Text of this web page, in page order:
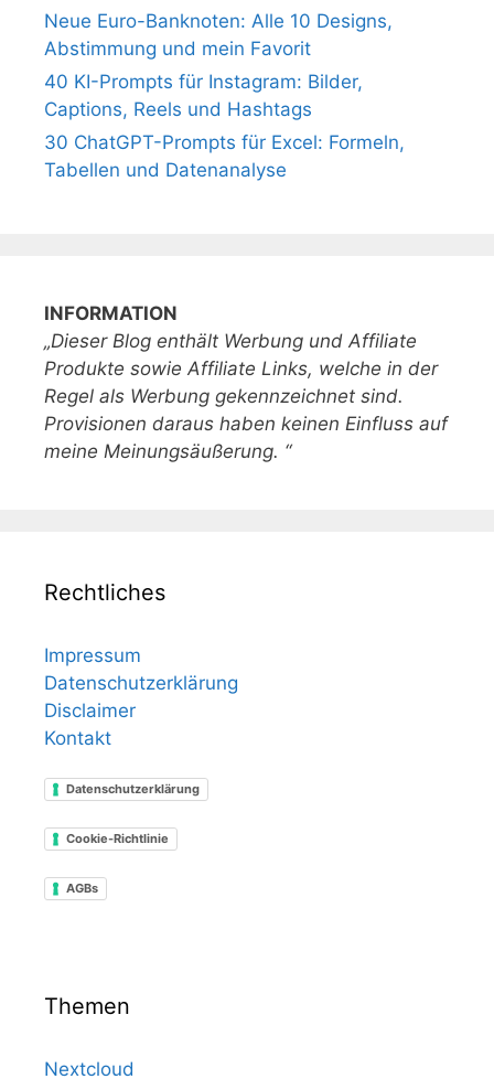
Neue Euro-Banknoten: Alle 10 Designs,
Abstimmung und mein Favorit
40 KI-Prompts für Instagram: Bilder,
Captions, Reels und Hashtags
30 ChatGPT-Prompts für Excel: Formeln,
Tabellen und Datenanalyse
INFORMATION
„Dieser Blog enthält Werbung und Affiliate
Produkte sowie Affiliate Links, welche in der
Regel als Werbung gekennzeichnet sind.
Provisionen daraus haben keinen Einfluss auf
meine Meinungsäußerung. “
Rechtliches
Impressum
Datenschutzerklärung
Disclaimer
Kontakt
Datenschutzerklärung
Cookie-Richtlinie
AGBs
Themen
Nextcloud